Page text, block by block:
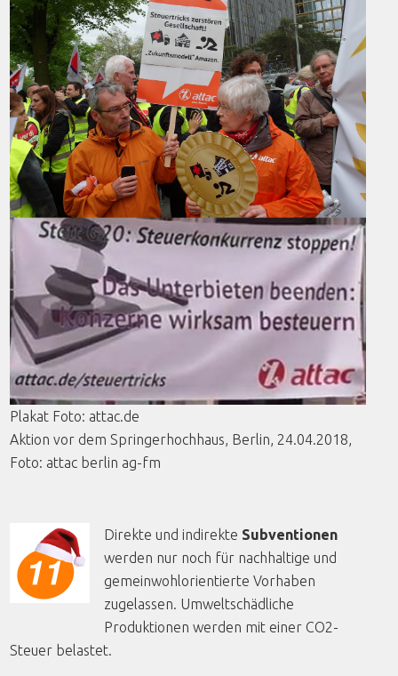
Plakat Foto: attac.de
Aktion vor dem Springerhochhaus
Foto: attac berlin ag-fm
Direkte und indirekte Subventionen
werden nur noch für nachhaltige und
gemeinwohlorientierte Vorhaben
zugelassen. Umweltschädliche
Produktionen werden mit einer CO2-
Steuer belastet.